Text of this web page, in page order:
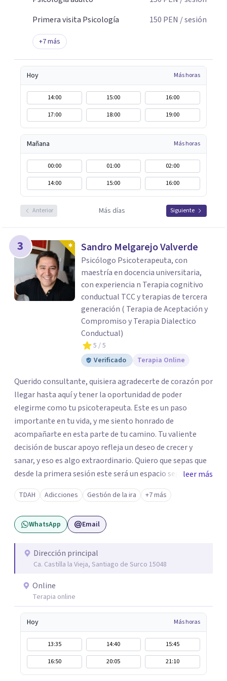
Primera visita Psicología
150 PEN / sesión
+7más
Hoy Más horas
14:00 15:00
16:00
17:00
18:00 19:00
Mañana Más horas
00:00 01:00
02:00
14:00
15:00 16:00
Anterior Más días Siguiente
3 Sandro Melgarejo Valverde
Psicólogo Psicoterapeuta, con
maestría en docencia universitaria,
con experiencia n Terapia cognitivo
conductual TCC y terapias de tercera
generación ( Terapia de Aceptación y
Compromiso y Terapia Dialectico
Conductual)
5 / 5
Verificado
Terapia Online
Querido consultante, quisiera agradecerte de corazón por
llegar hasta aquí y tener la oportunidad de poder
elegirme como tu psicoterapeuta. Este es un paso
importante en tu vida, y me siento honrado de
acompañarte en esta parte de tu camino. Tu valiente
decisión de buscar apoyo refleja un deseo de crecer y
sanar, y eso es algo extraordinario. Quiero que sepas que
desde la primera sesión este será un espacio seguro
donde podrás expresar lo que sientes y piensas sin juicio.
Sabes que cada persona es única y va a su propio ritmo,
como tal valoraré tu tiempo, espacio y decisión de
compartir tu historia conmigo. Estaré aquí para
leer más
TDAH Adicciones Gestión de la ira +7 más
WhatsApp Email
Dirección principal
Ca. Castilla la Vieja, Santiago de Surco 15048
Online
Terapia online
Hoy Más horas
13:35 14:40
15:45
16:50
20:05 21:10